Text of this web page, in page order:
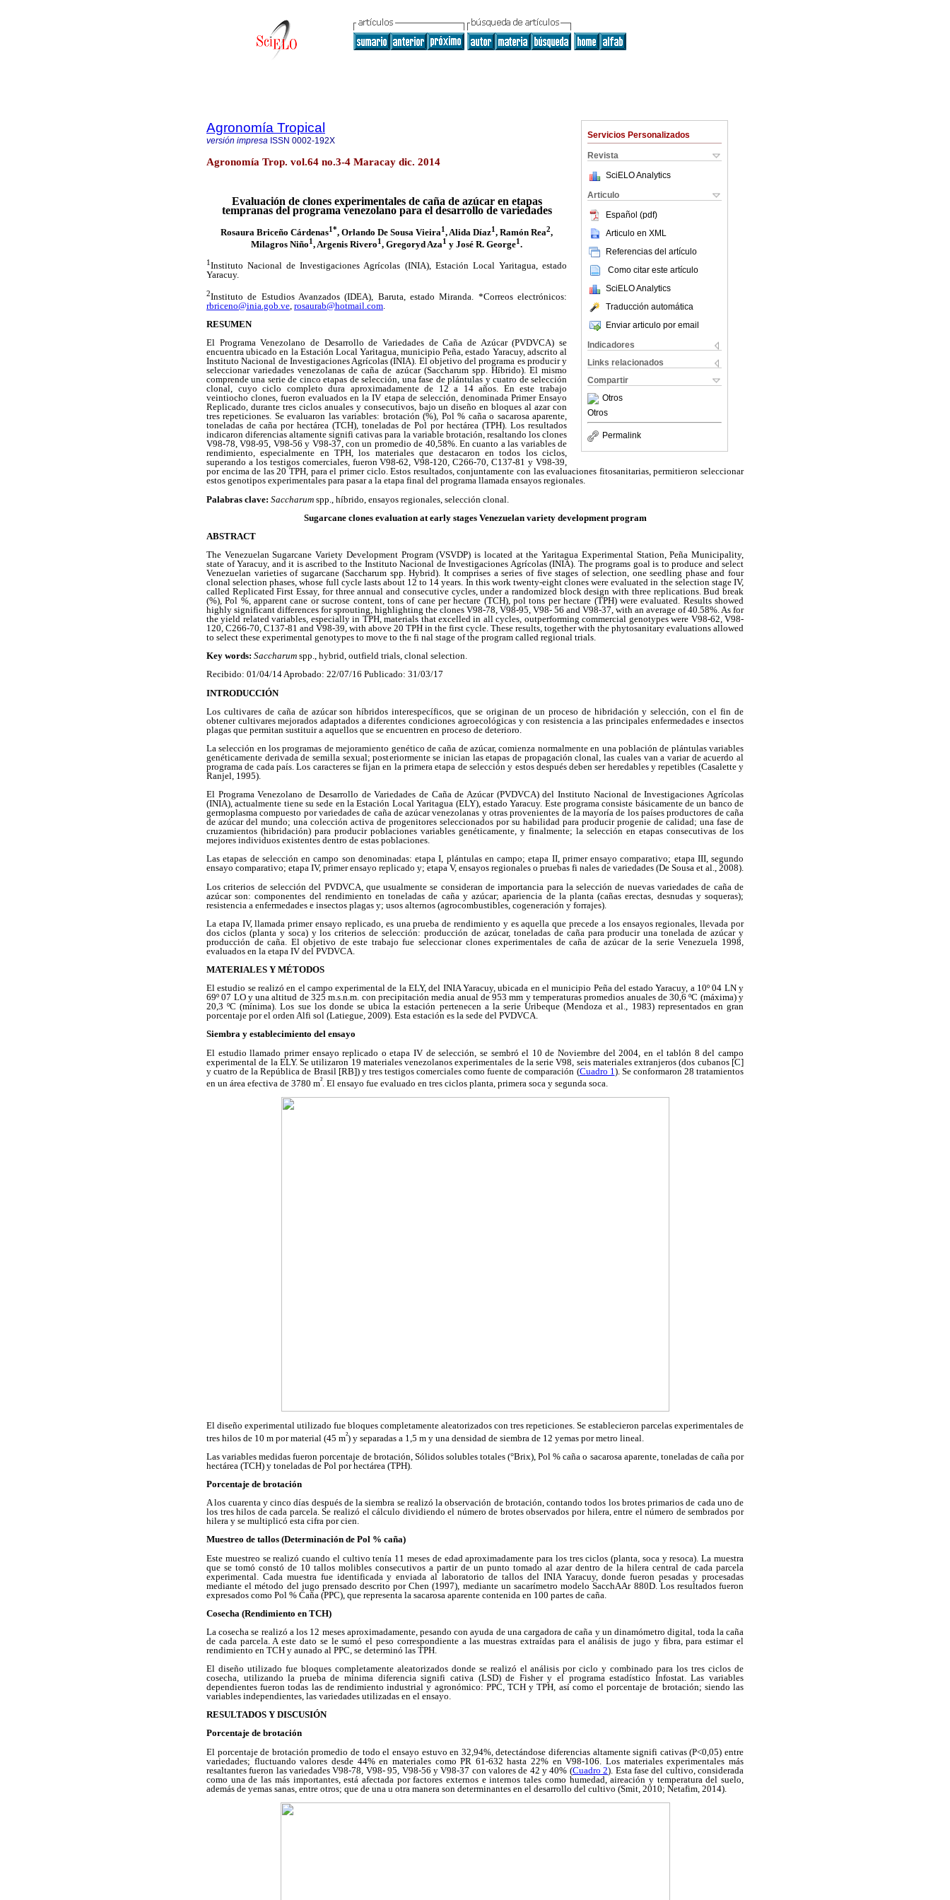
Servicios Personalizados
Revista
SciELO Analytics
Articulo
Español (pdf)
Articulo en XML
Referencias del artículo
Como citar este artículo
SciELO Analytics
Traducción automática
Enviar articulo por email
Indicadores
Links relacionados
Compartir
Otros
Otros
Permalink
Agronomía Tropical
versión impresa ISSN 0002-192X
Agronomía Trop. vol.64 no.3-4 Maracay dic. 2014
Evaluación de clones experimentales de caña de azúcar en etapas
tempranas del programa venezolano para el desarrollo de variedades
Rosaura Briceño Cárdenas1*, Orlando De Sousa Vieira1, Alida Díaz1, Ramón Rea2,
Milagros Niño1, Argenis Rivero1, Gregoryd Aza1 y José R. George1.
1Instituto Nacional de Investigaciones Agrícolas (INIA), Estación Local Yaritagua, estado
Yaracuy.
2Instituto de Estudios Avanzados (IDEA), Baruta, estado Miranda. *Correos electrónicos:
rbriceno@inia.gob.ve rosaurab@hotmail.com
RESUMEN
El Programa Venezolano de Desarrollo de Variedades de Caña de Azúcar (PVDVCA) se
encuentra ubicado en la Estación Local Yaritagua, municipio Peña, estado Yaracuy, adscrito al
Instituto Nacional de Investigaciones Agrícolas (INIA). El objetivo del programa es producir y
seleccionar variedades venezolanas de caña de azúcar (Saccharum spp. Híbrido). El mismo
comprende una serie de cinco etapas de selección, una fase de plántulas y cuatro de selección
clonal, cuyo ciclo completo dura aproximadamente de 12 a 14 años. En este trabajo
veintiocho clones, fueron evaluados en la IV etapa de selección, denominada Primer Ensayo
Replicado, durante tres ciclos anuales y consecutivos, bajo un diseño en bloques al azar con
tres repeticiones. Se evaluaron las variables: brotación (%), Pol % caña o sacarosa aparente,
toneladas de caña por hectárea (TCH), toneladas de Pol por hectárea (TPH). Los resultados
indicaron diferencias altamente signifi cativas para la variable brotación, resaltando los clones
V98-78, V98-95, V98-56 y V98-37, con un promedio de 40,58%. En cuanto a las variables de
rendimiento, especialmente en TPH, los materiales que destacaron en todos los ciclos,
superando a los testigos comerciales, fueron V98-62, V98-120, C266-70, C137-81 y V98-39,
por encima de las 20 TPH, para el primer ciclo. Estos resultados, conjuntamente con las evaluaciones fitosanitarias, permitieron seleccionar
estos genotipos experimentales para pasar a la etapa final del programa llamada ensayos regionales.
Palabras clave: Saccharum spp., híbrido, ensayos regionales, selección clonal.
Sugarcane clones evaluation at early stages Venezuelan variety development program
ABSTRACT
The Venezuelan Sugarcane Variety Development Program (VSVDP) is located at the Yaritagua Experimental Station, Peña Municipality,
state of Yaracuy, and it is ascribed to the Instituto Nacional de Investigaciones Agrícolas (INIA). The programs goal is to produce and select
Venezuelan varieties of sugarcane (Saccharum spp. Hybrid). It comprises a series of five stages of selection, one seedling phase and four
clonal selection phases, whose full cycle lasts about 12 to 14 years. In this work twenty-eight clones were evaluated in the selection stage IV,
called Replicated First Essay, for three annual and consecutive cycles, under a randomized block design with three replications. Bud break
(%), Pol %, apparent cane or sucrose content, tons of cane per hectare (TCH), pol tons per hectare (TPH) were evaluated. Results showed
highly significant differences for sprouting, highlighting the clones V98-78, V98-95, V98- 56 and V98-37, with an average of 40.58%. As for
the yield related variables, especially in TPH, materials that excelled in all cycles, outperforming commercial genotypes were V98-62, V98-
120, C266-70, C137-81 and V98-39, with above 20 TPH in the first cycle. These results, together with the phytosanitary evaluations allowed
to select these experimental genotypes to move to the fi nal stage of the program called regional trials.
Key words: Saccharum spp., hybrid, outfield trials, clonal selection.
Recibido: 01/04/14 Aprobado: 22/07/16 Publicado: 31/03/17
INTRODUCCIÓN
Los cultivares de caña de azúcar son híbridos interespecíficos, que se originan de un proceso de hibridación y selección, con el fin de
obtener cultivares mejorados adaptados a diferentes condiciones agroecológicas y con resistencia a las principales enfermedades e insectos
plagas que permitan sustituir a aquellos que se encuentren en proceso de deterioro.
La selección en los programas de mejoramiento genético de caña de azúcar, comienza normalmente en una población de plántulas variables
genéticamente derivada de semilla sexual; posteriormente se inician las etapas de propagación clonal, las cuales van a variar de acuerdo al
programa de cada país. Los caracteres se fijan en la primera etapa de selección y estos después deben ser heredables y repetibles (Casalette y
Ranjel, 1995).
El Programa Venezolano de Desarrollo de Variedades de Caña de Azúcar (PVDVCA) del Instituto Nacional de Investigaciones Agrícolas
(INIA), actualmente tiene su sede en la Estación Local Yaritagua (ELY), estado Yaracuy. Este programa consiste básicamente de un banco de
germoplasma compuesto por variedades de caña de azúcar venezolanas y otras provenientes de la mayoría de los países productores de caña
de azúcar del mundo; una colección activa de progenitores seleccionados por su habilidad para producir progenie de calidad; una fase de
cruzamientos (hibridación) para producir poblaciones variables genéticamente, y finalmente; la selección en etapas consecutivas de los
mejores individuos existentes dentro de estas poblaciones.
Las etapas de selección en campo son denominadas: etapa I, plántulas en campo; etapa II, primer ensayo comparativo; etapa III, segundo
ensayo comparativo; etapa IV, primer ensayo replicado y; etapa V, ensayos regionales o pruebas fi nales de variedades (De Sousa et al., 2008).
Los criterios de selección del PVDVCA, que usualmente se consideran de importancia para la selección de nuevas variedades de caña de
azúcar son: componentes del rendimiento en toneladas de caña y azúcar; apariencia de la planta (cañas erectas, desnudas y soqueras);
resistencia a enfermedades e insectos plagas y; usos alternos (agrocombustibles, cogeneración y forrajes).
La etapa IV, llamada primer ensayo replicado, es una prueba de rendimiento y es aquella que precede a los ensayos regionales, llevada por
dos ciclos (planta y soca) y los criterios de selección: producción de azúcar, toneladas de caña para producir una tonelada de azúcar y
producción de caña. El objetivo de este trabajo fue seleccionar clones experimentales de caña de azúcar de la serie Venezuela 1998,
evaluados en la etapa IV del PVDVCA.
MATERIALES Y MÉTODOS
El estudio se realizó en el campo experimental de la ELY, del INIA Yaracuy, ubicada en el municipio Peña del estado Yaracuy, a 10º 04 LN y
69º 07 LO y una altitud de 325 m.s.n.m. con precipitación media anual de 953 mm y temperaturas promedios anuales de 30,6 ºC (máxima) y
20,3 ºC (mínima). Los sue los donde se ubica la estación pertenecen a la serie Uribeque (Mendoza et al., 1983) representados en gran
porcentaje por el orden Alfi sol (Latiegue, 2009). Esta estación es la sede del PVDVCA.
Siembra y establecimiento del ensayo
El estudio llamado primer ensayo replicado o etapa IV de selección, se sembró el 10 de Noviembre del 2004, en el tablón 8 del campo
experimental de la ELY. Se utilizaron 19 materiales venezolanos experimentales de la serie V98, seis materiales extranjeros (dos cubanos [C]
y cuatro de la República de Brasil [RB]) y tres testigos comerciales como fuente de comparación (Cuadro 1 ). Se conformaron 28 tratamientos
en un área efectiva de 3780 m² . El ensayo fue evaluado en tres ciclos planta, primera soca y segunda soca.
El diseño experimental utilizado fue bloques completamente aleatorizados con tres repeticiones. Se establecieron parcelas experimentales de
tres hilos de 10 m por material (45 m²) y separadas a 1,5 m y una densidad de siembra de 12 yemas por metro lineal.
Las variables medidas fueron porcentaje de brotación, Sólidos solubles totales (°Brix), Pol % caña o sacarosa aparente, toneladas de caña por
hectárea (TCH) y toneladas de Pol por hectárea (TPH).
Porcentaje de brotación
A los cuarenta y cinco días después de la siembra se realizó la observación de brotación, contando todos los brotes primarios de cada uno de
los tres hilos de cada parcela. Se realizó el cálculo dividiendo el número de brotes observados por hilera, entre el número de sembrados por
hilera y se multiplicó esta cifra por cien.
Muestreo de tallos (Determinación de Pol % caña)
Este muestreo se realizó cuando el cultivo tenía 11 meses de edad aproximadamente para los tres ciclos (planta, soca y resoca). La muestra
que se tomó constó de 10 tallos molibles consecutivos a partir de un punto tomado al azar dentro de la hilera central de cada parcela
experimental. Cada muestra fue identificada y enviada al laboratorio de tallos del INIA Yaracuy, donde fueron pesadas y procesadas
mediante el método del jugo prensado descrito por Chen (1997), mediante un sacarímetro modelo SacchAAr 880D. Los resultados fueron
expresados como Pol % Caña (PPC), que representa la sacarosa aparente contenida en 100 partes de caña.
Cosecha (Rendimiento en TCH)
La cosecha se realizó a los 12 meses aproximadamente, pesando con ayuda de una cargadora de caña y un dinamómetro digital, toda la caña
de cada parcela. A este dato se le sumó el peso correspondiente a las muestras extraídas para el análisis de jugo y fibra, para estimar el
rendimiento en TCH y aunado al PPC, se determinó las TPH.
El diseño utilizado fue bloques completamente aleatorizados donde se realizó el análisis por ciclo y combinado para los tres ciclos de
cosecha, utilizando la prueba de mínima diferencia signifi cativa (LSD) de Fisher y el programa estadístico Infostat. Las variables
dependientes fueron todas las de rendimiento industrial y agronómico: PPC, TCH y TPH, así como el porcentaje de brotación; siendo las
variables independientes, las variedades utilizadas en el ensayo.
RESULTADOS Y DISCUSIÓN
Porcentaje de brotación
El porcentaje de brotación promedio de todo el ensayo estuvo en 32,94%, detectándose diferencias altamente signifi cativas (P<0,05) entre
variedades; fluctuando valores desde 44% en materiales como PR 61-632 hasta 22% en V98-106. Los materiales experimentales más
resaltantes fueron las variedades V98-78, V98- 95, V98-56 y V98-37 con valores de 42 y 40% (Cuadro 2). Esta fase del cultivo, considerada
como una de las más importantes, está afectada por factores externos e internos tales como humedad, aireación y temperatura del suelo,
además de yemas sanas, entre otros; que de una u otra manera son determinantes en el desarrollo del cultivo (Smit, 2010; Netafim, 2014).